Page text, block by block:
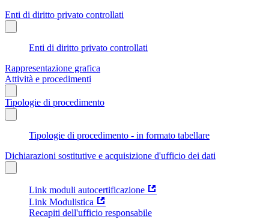
Enti di diritto privato controllati
Enti di diritto privato controllati
Rappresentazione grafica
Attività e procedimenti
Tipologie di procedimento
Tipologie di procedimento - in formato tabellare
Dichiarazioni sostitutive e acquisizione d'ufficio dei dati
Link moduli autocertificazione
Link Modulistica
Recapiti dell'ufficio responsabile